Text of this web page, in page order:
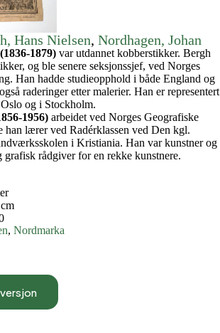
Hans Nielsen, Nordhagen, Johan
1879) var utdannet kobberstikker. Bergh
og ble senere seksjonssjef, ved Norges
Han hadde studieopphold i både England og
raderinger etter malerier. Han er representert
og i Stockholm.
1956) arbeidet ved Norges Geografiske
han lærer ved Radérklassen ved Den kgl.
i Kristiania. Han var kunstner og
grafisk rådgiver for en rekke kunstnere.
, Nordmarka